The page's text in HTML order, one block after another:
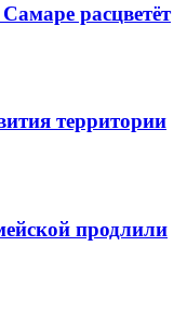
расцветёт
территории
продлили